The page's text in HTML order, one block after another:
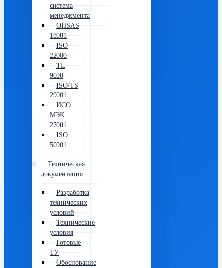
система
менеджмента
OHSAS
18001
ISO
22000
TL
9000
ISO/TS
29001
ИСО
МЭК
27001
ISO
50001
Техническая
документация
Разработка
технических
условий
Технические
условия
Готовые
ТУ
Обоснование